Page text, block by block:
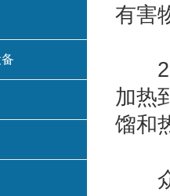
有害
2.
加热
馏和
众